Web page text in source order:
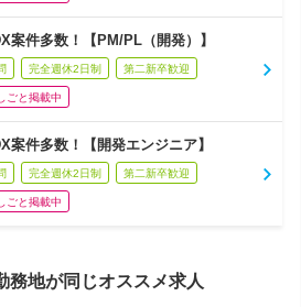
案件多数！【PM/PL（開発）】
完全週休2日制 第二新卒歓迎
ごと掲載中
案件多数！【開発エンジニア】
完全週休2日制 第二新卒歓迎
ごと掲載中
務地が同じオススメ求人